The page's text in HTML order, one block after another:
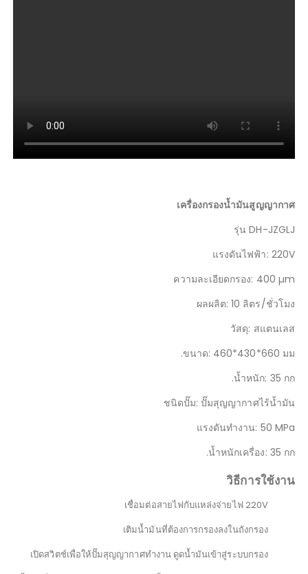
เครื่องกรองน้ำมันสูญญากาศ
รุ่น DH-JZGLJ
แรงดันไฟฟ้า: 220V
ความละเอียดกรอง: 400 µm
ผลผลิต: 10 ลิตร/ชั่วโมง
วัสดุ: สแตนเลส
ขนาด: 460*430*660 มม.
น้ำหนัก: 35 กก.
ชนิดปั๊ม: ปั๊มสุญญากาศไร้น้ำมัน
แรงดันทำงาน: 50 MPa
น้ำหนักเครื่อง: 35 กก.
วิธีการใช้งาน
เชื่อมต่อสายไฟกับแหล่งจ่ายไฟ 220V
เติมน้ำมันที่ต้องการกรองลงในถังกรอง
เปิดสวิตช์เพื่อให้ปั๊มสุญญากาศทำงาน ดูดน้ำมันเข้าสู่ระบบกรอง